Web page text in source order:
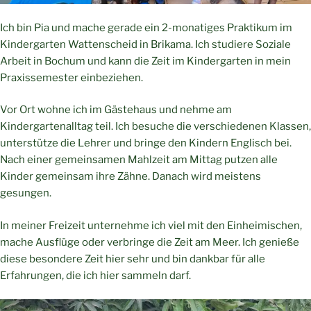
Ich bin Pia und mache gerade ein 2-monatiges Praktikum im
Kindergarten Wattenscheid in Brikama. Ich studiere Soziale
Arbeit in Bochum und kann die Zeit im Kindergarten in mein
Praxissemester einbeziehen.
Vor Ort wohne ich im Gästehaus und nehme am
Kindergartenalltag teil. Ich besuche die verschiedenen Klassen,
unterstütze die Lehrer und bringe den Kindern Englisch bei.
Nach einer gemeinsamen Mahlzeit am Mittag putzen alle
Kinder gemeinsam ihre Zähne. Danach wird meistens
gesungen.
In meiner Freizeit unternehme ich viel mit den Einheimischen,
mache Ausflüge oder verbringe die Zeit am Meer. Ich genieße
diese besondere Zeit hier sehr und bin dankbar für alle
Erfahrungen, die ich hier sammeln darf.